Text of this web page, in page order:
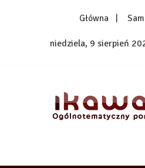
Główna
niedziela, 9 sierpień